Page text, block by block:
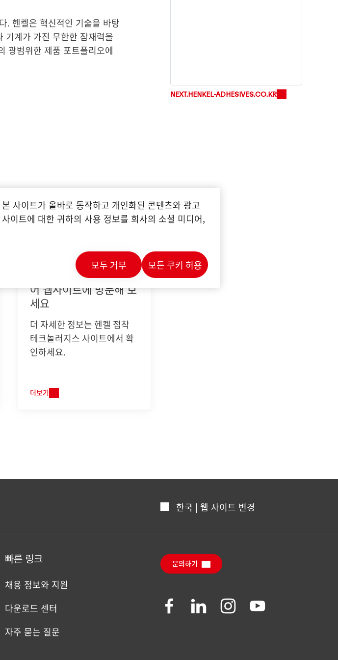
변화를 기회로 전환하며, 혁신·지속가능
성·책임을 바탕으로 더 나은 미래를 함께
. 헨켈은 혁신적인 기술을 바탕
기계가 가진 무한한 잠재력을
광범위한 제품 포트폴리오에
NEXT.HENKEL-ADHESIVES.CO.KR
소비자 상담
접착 테크놀러지스 한국
어 웹사이트에 방문해 보
세요
더 자세한 정보는 헨켈 접착
테크놀러지스 사이트에서 확
인하세요.
더보기
한국 | 웹 사이트 변경
빠른 링크
채용 정보와 지원
다운로드 센터
자주 묻는 질문
문의하기
Join
Join
on
Join
on
Join
on
사이트가 올바로 동작하고 개인화된 콘텐츠와 광고
이트에 대한 귀하의 사용 정보를 회사의 소셜 미디어,
모두 거부 모든 쿠키 허용